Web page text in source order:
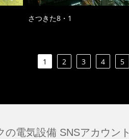
さつきた8・1
1 2 3 4 5
の電気設備 SNSアカウント